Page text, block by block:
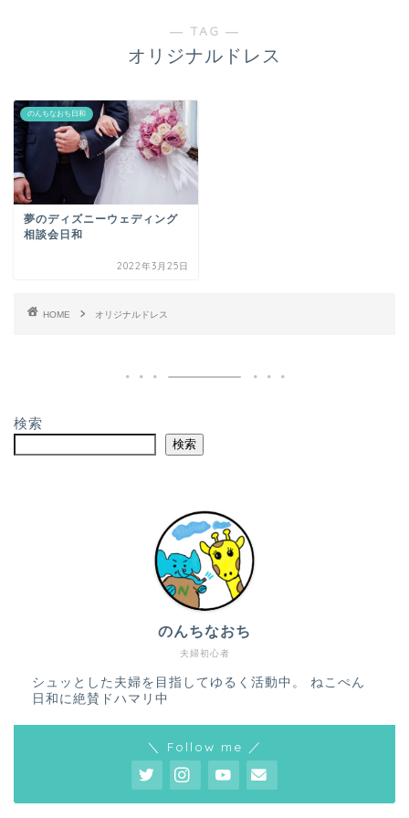
― TAG ―
オリジナルドレス
のんちなおち日和
夢のディズニーウェディング
相談会日和
2022年3月25日
HOME オリジナルドレス
検索
検索
夫婦初心者
のんちなおち
シュッとした夫婦を目指してゆるく活動中。 ねこぺん
日和に絶賛ドハマリ中
＼ Follow me ／